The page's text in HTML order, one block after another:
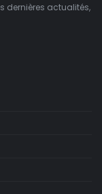
dernières actualités,